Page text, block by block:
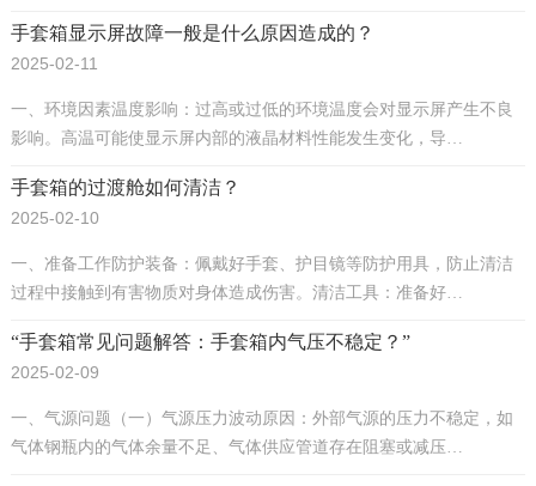
手套箱显示屏故障一般是什么原因造成的？
2025-02-11
一、环境因素温度影响：过高或过低的环境温度会对显示屏产生不良
影响。高温可能使显示屏内部的液晶材料性能发生变化，导…
手套箱的过渡舱如何清洁？
2025-02-10
一、准备工作防护装备：佩戴好手套、护目镜等防护用具，防止清洁
过程中接触到有害物质对身体造成伤害。清洁工具：准备好…
“手套箱常见问题解答：手套箱内气压不稳定？”
2025-02-09
一、气源问题（一）气源压力波动原因：外部气源的压力不稳定，如
气体钢瓶内的气体余量不足、气体供应管道存在阻塞或减压…